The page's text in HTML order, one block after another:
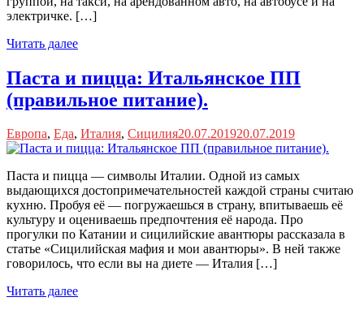
электричке. […]
Читать далее
Паста и пицца: Итальянское ПП
(правильное питание).
Европа, Еда, Италия, Сицилия20.07.201920.07.2019
Паста и пицца — символы Италии. Одной из самых
выдающихся достопримечательностей каждой страны считаю
кухню. Пробуя её — погружаешься в страну, впитываешь её
культуру и оцениваешь предпочтения её народа. Про
прогулки по Катании и сицилийские авантюры рассказала в
статье «Сицилийская мафия и мои авантюры». В ней также
говорилось, что если вы на диете — Италия […]
Читать далее